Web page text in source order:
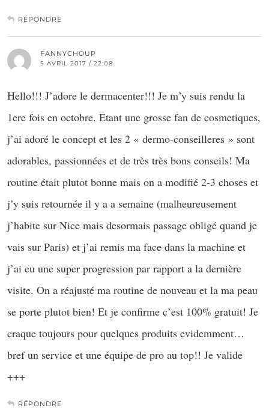
RÉPONDRE
FANNYCHOUP
5 AVRIL 2017 / 22:08
Hello!!! J’adore le dermacenter!!! Je m’y suis rendu la
1ere fois en octobre. Etant une grosse fan de cosmetiques,
j’ai adoré le concept et les 2 « dermo-conseilleres » sont
adorables, passionnées et de très très bons conseils! Ma
routine était plutot bonne mais on a modifié 2-3 choses et
j’y suis retournée il y a a semaine (malheureusement
j’habite sur Nice mais desormais passage obligé quand je
vais sur Paris) et j’ai remis ma face dans la machine et
j’ai eu une super progression par rapport a la dernière
visite. On a réajusté ma routine de nouveau et la ma peau
se porte plutot bien! Et je confirme c’est 100% gratuit! Je
craque toujours pour quelques produits evidemment…
bref un service et une équipe de pro au top!! Je valide
+++
RÉPONDRE